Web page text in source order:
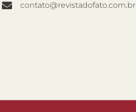
contato@revistadofato.com.br